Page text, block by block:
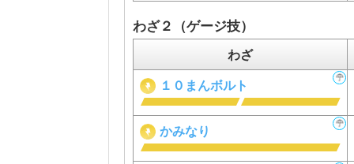
わざ２（ゲージ技）
わざ
１０まんボルト
かみなり